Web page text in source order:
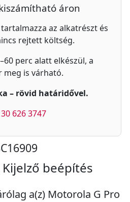
áron
az alkatrészt és
rejtett költség.
perc alatt elkészül, a
meg is várható.
– rövid határidővel.
626 3747
beépítés
a(z) Motorola G Pro